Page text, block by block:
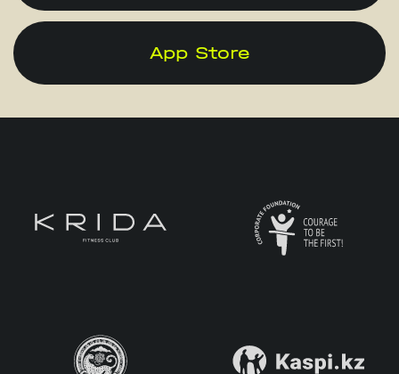
App Store